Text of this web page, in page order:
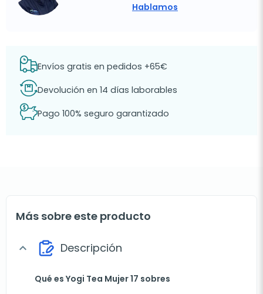
Hablamos
Envíos gratis en pedidos +65€
Devolución en 14 días laborables
Pago 100% seguro garantizado
Más sobre este producto
expand_more Descripción
Qué es Yogi Tea Mujer 17 sobres